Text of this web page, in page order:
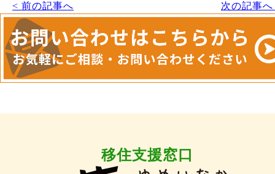
< 前の記事へ 次の記事
移住支援窓口